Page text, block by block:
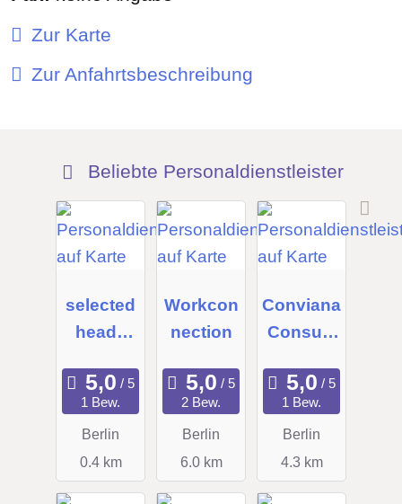
Zur Karte
Zur Anfahrtsbeschreibung
Beliebte Personaldienstleister
selected
heads
1 Bew.
Berlin
0.4 km
Workcon
nection
2 Bew.
Berlin
6.0 km
Conviana
Consulti
1 Bew.
Berlin
4.3 km